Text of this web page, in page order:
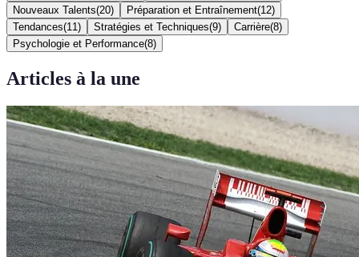
Nouveaux Talents(20) Préparation et Entraînement(12)
Tendances(11 ) Stratégies et Techniques(9) Carrière(8)
Psychologie et Performance(8)
Articles à la une